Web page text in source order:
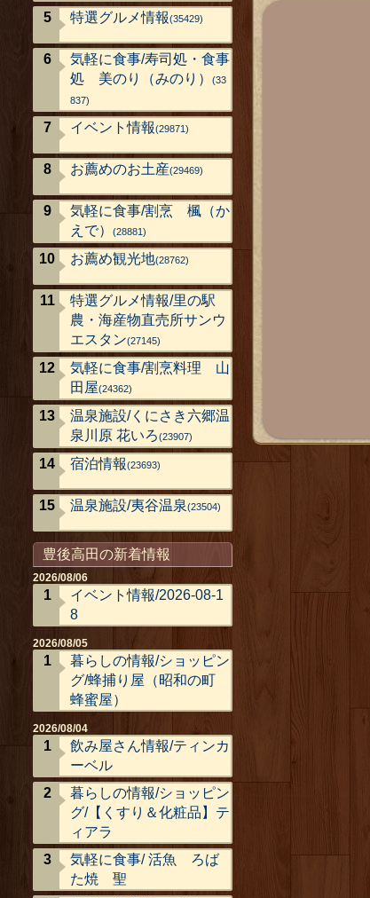
特選グルメ情報(35429)
気軽に食事/寿司処・食事
処 美のり（みのり）
(33
837)
イベント情報(29871)
お薦めのお土産(29469)
気軽に食事/割烹 楓（か
えで）
(28881)
お薦め観光地(28762)
特選グルメ情報/里の駅
農・海産物直売所サンウ
エスタン(27145)
気軽に食事/割烹料理 山
田屋(24362)
温泉施設/くにさき六郷温
泉川原 花いろ(23907)
宿泊情報(23693)
温泉施設/夷谷温泉(23504)
豊後高田の新着情報
2026/08/06
イベント情報/2026-08-1
8
2026/08/05
暮らしの情報/ショッピン
グ/蜂捕り屋（昭和の町
蜂蜜屋）
2026/08/04
飲み屋さん情報/ティンカ
ーベル
暮らしの情報/ショッピン
グ/【くすり＆化粧品】テ
ィアラ
気軽に食事/ 活魚 ろば
た焼 聖